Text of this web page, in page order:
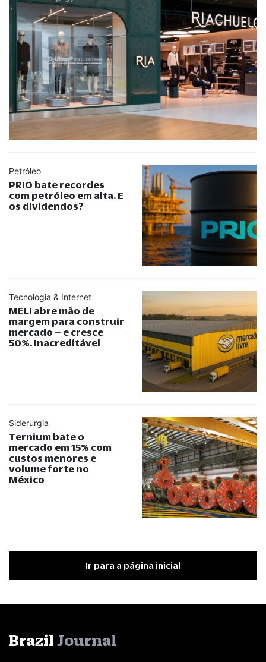
Petróleo
PRIO bate recordes
com petróleo em alta. E
os dividendos?
Tecnologia & Internet
MELI abre mão de
margem para construir
mercado – e cresce
50%. Inacreditável
Siderurgia
Ternium bate o
mercado em 15% com
custos menores e
volume forte no
México
Ir para a página inicial
Brazil Journal